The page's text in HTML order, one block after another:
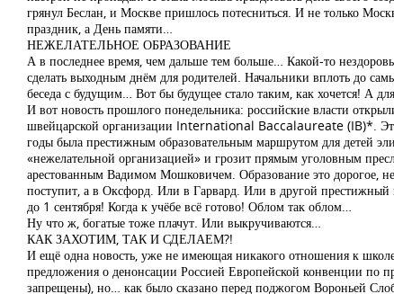
грянул Беслан, и Москве пришлось потесниться. И не только
праздник, а День памяти…
НЕЖЕЛАТЕЛЬНОЕ ОБРАЗОВАНИЕ
А в последнее время, чем дальше тем больше… Какой-то
сделать выходным днём для родителей. Начальники вплоть до
беседа с будущим… Вот бы будущее стало таким, как хочется! А
И вот новость прошлого понедельника: российские власти
швейцарской организации International Baccalaureate (IB)*.
годы была престижным образовательным маршрутом для детей
«нежелательной организацией» и грозит прямым уголовным
арестованным Вадимом Мошковичем. Образование это дорогое,
поступит, а в Оксфорд. Или в Гарвард. Или в другой
до 1 сентября! Когда к учёбе всё готово! Облом так облом…
Ну что ж, богатые тоже плачут. Или выкручиваются…
КАК ЗАХОТИМ, ТАК И СДЕЛАЕМ?!
И ещё одна новость, уже не имеющая никакого отношения к
предложения о денонсации Россией Европейской конвенции
запрещены), но… как было сказано перед поджогом Вороньей